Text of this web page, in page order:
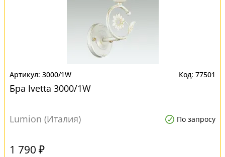
3000/1W 77501
Бра Ivetta 3000/1W
Lumion (Италия) По запросу
1 790 ₽